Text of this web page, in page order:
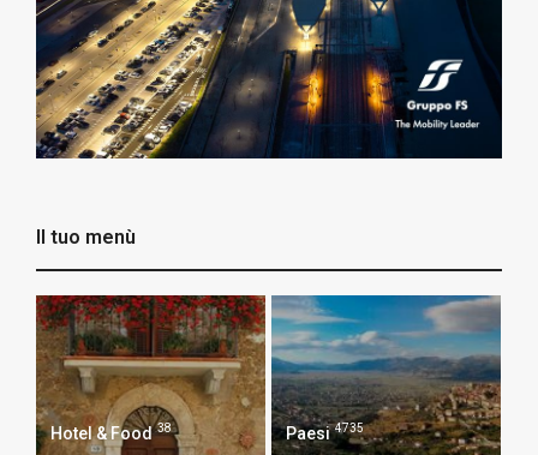
Il tuo menù
Hotel & Food 38 Paesi 4735